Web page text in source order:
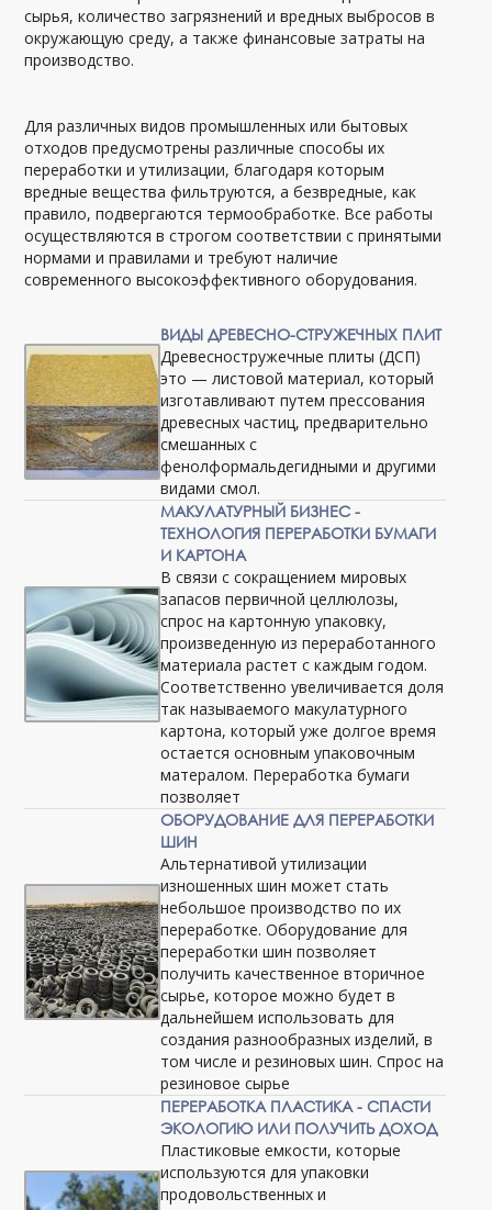
сырья, количество загрязнений и вредных выбросов в
окружающую среду, а также финансовые затраты на
производство.
Для различных видов промышленных или бытовых
отходов предусмотрены различные способы их
переработки и утилизации, благодаря которым
вредные вещества фильтруются, а безвредные, как
правило, подвергаются термообработке. Все работы
осуществляются в строгом соответствии с принятыми
нормами и правилами и требуют наличие
современного высокоэффективного оборудования.
ВИДЫ ДРЕВЕСНО-СТРУЖЕЧНЫХ ПЛИТ
Древесностружечные плиты (ДСП)
это — листовой материал, который
изготавливают путем прессования
древесных частиц, предварительно
смешанных с
фенолформальдегидными и другими
видами смол.
МАКУЛАТУРНЫЙ БИЗНЕС -
ТЕХНОЛОГИЯ ПЕРЕРАБОТКИ БУМАГИ
И КАРТОНА
В связи с сокращением мировых
запасов первичной целлюлозы,
спрос на картонную упаковку,
произведенную из переработанного
материала растет с каждым годом.
Соответственно увеличивается доля
так называемого макулатурного
картона, который уже долгое время
остается основным упаковочным
матералом. Переработка бумаги
позволяет
ОБОРУДОВАНИЕ ДЛЯ ПЕРЕРАБОТКИ
ШИН
Альтернативой утилизации
изношенных шин может стать
небольшое производство по их
переработке. Оборудование для
переработки шин позволяет
получить качественное вторичное
сырье, которое можно будет в
дальнейшем использовать для
создания разнообразных изделий, в
том числе и резиновых шин. Спрос на
резиновое сырье
ПЕРЕРАБОТКА ПЛАСТИКА - СПАСТИ
ЭКОЛОГИЮ ИЛИ ПОЛУЧИТЬ ДОХОД
Пластиковые емкости, которые
используются для упаковки
продовольственных и